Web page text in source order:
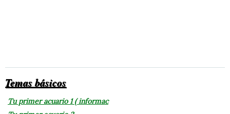
Temas básicos
Tu primer acuario 1 ( informac